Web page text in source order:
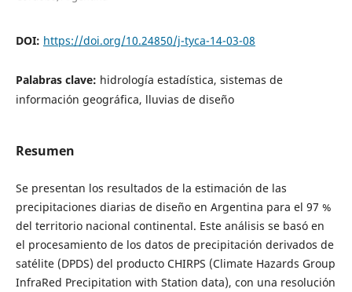
DOI: https://doi.org/10.24850/j-tyca-14-03-08
Palabras clave: hidrología estadística, sistemas de
información geográfica, lluvias de diseño
Resumen
Se presentan los resultados de la estimación de las
precipitaciones diarias de diseño en Argentina para el 97 %
del territorio nacional continental. Este análisis se basó en
el procesamiento de los datos de precipitación derivados de
satélite (DPDS) del producto CHIRPS (Climate Hazards Group
InfraRed Precipitation with Station data), con una resolución